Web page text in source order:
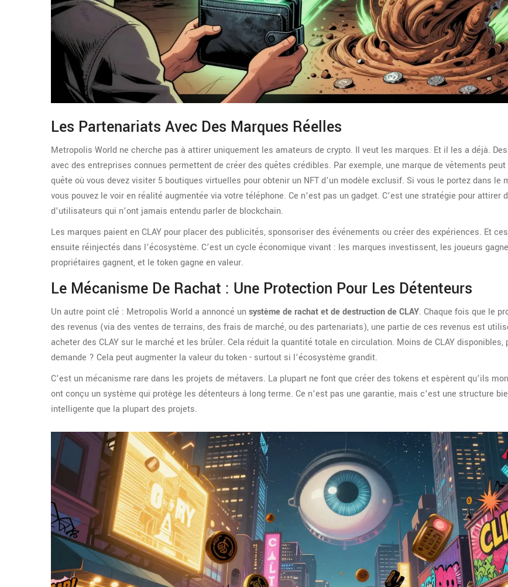
Les Partenariats Avec Des Marques Réelles
Metropolis World ne cherche pas à attirer uniquement les amateurs de crypto. Il veut les marques. Et il les a déjà.
avec des entreprises connues permettent de créer des quêtes crédibles. Par exemple, une marque de vêtements peut
quête où vous devez visiter 5 boutiques virtuelles pour obtenir un NFT d’un modèle exclusif. Si vous le portez dans le
vous pouvez le voir en réalité augmentée via votre téléphone. Ce n’est pas un gadget. C’est une stratégie pour attirer
d’utilisateurs qui n’ont jamais entendu parler de blockchain.
Les marques paient en CLAY pour placer des publicités, sponsoriser des événements ou créer des expériences. Et
ensuite réinjectés dans l’écosystème. C’est un cycle économique vivant : les marques investissent, les joueurs
propriétaires gagnent, et le token gagne en valeur.
Le Mécanisme De Rachat : Une Protection Pour Les Détenteurs
Un autre point clé : Metropolis World a annoncé unsystème de rachat et de destruction de CLAY. Chaque fois que le
des revenus (via des ventes de terrains, des frais de marché, ou des partenariats), une partie de ces revenus est
acheter des CLAY sur le marché et les brûler. Cela réduit la quantité totale en circulation. Moins de CLAY disponibles,
demande ? Cela peut augmenter la valeur du token - surtout si l’écosystème grandit.
C’est un mécanisme rare dans les projets de métavers. La plupart ne font que créer des tokens et espèrent qu’ils
ont conçu un système qui protège les détenteurs à long terme. Ce n’est pas une garantie, mais c’est une structure
intelligente que la plupart des projets.